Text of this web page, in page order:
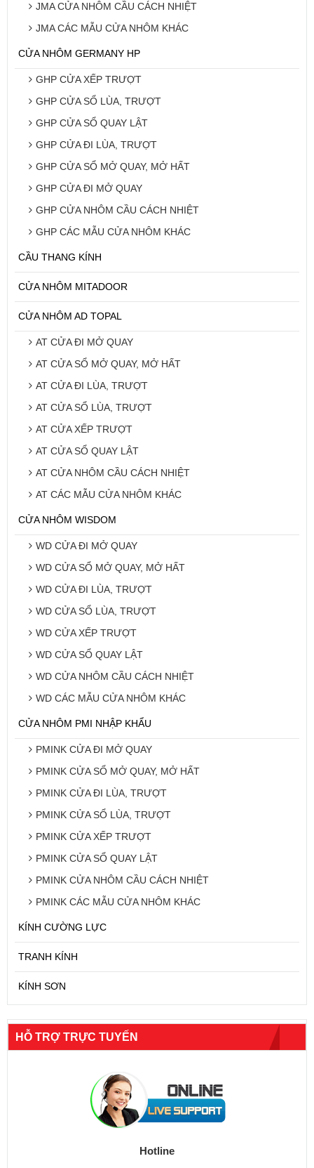
JMA CỬA NHÔM CẦU CÁCH NHIỆT
JMA CÁC MẪU CỬA NHÔM KHÁC
CỬA NHÔM GERMANY HP
GHP CỬA XẾP TRƯỢT
GHP CỬA SỔ LÙA, TRƯỢT
GHP CỬA SỔ QUAY LẬT
GHP CỬA ĐI LÙA, TRƯỢT
GHP CỬA SỔ MỞ QUAY, MỞ HẤT
GHP CỬA ĐI MỞ QUAY
GHP CỬA NHÔM CẦU CÁCH NHIỆT
GHP CÁC MẪU CỬA NHÔM KHÁC
CẦU THANG KÍNH
CỬA NHÔM MITADOOR
CỬA NHÔM AD TOPAL
AT CỬA ĐI MỞ QUAY
AT CỬA SỔ MỞ QUAY, MỞ HẤT
AT CỬA ĐI LÙA, TRƯỢT
AT CỬA SỔ LÙA, TRƯỢT
AT CỬA XẾP TRƯỢT
AT CỬA SỔ QUAY LẬT
AT CỬA NHÔM CẦU CÁCH NHIỆT
AT CÁC MẪU CỬA NHÔM KHÁC
CỬA NHÔM WISDOM
WD CỬA ĐI MỞ QUAY
WD CỬA SỔ MỞ QUAY, MỞ HẤT
WD CỬA ĐI LÙA, TRƯỢT
WD CỬA SỔ LÙA, TRƯỢT
WD CỬA XẾP TRƯỢT
WD CỬA SỔ QUAY LẬT
WD CỬA NHÔM CẦU CÁCH NHIỆT
WD CÁC MẪU CỬA NHÔM KHÁC
CỬA NHÔM PMI NHẬP KHẨU
PMINK CỬA ĐI MỞ QUAY
PMINK CỬA SỔ MỞ QUAY, MỞ HẤT
PMINK CỬA ĐI LÙA, TRƯỢT
PMINK CỬA SỔ LÙA, TRƯỢT
PMINK CỬA XẾP TRƯỢT
PMINK CỬA SỔ QUAY LẬT
PMINK CỬA NHÔM CẦU CÁCH NHIỆT
PMINK CÁC MẪU CỬA NHÔM KHÁC
KÍNH CƯỜNG LỰC
TRANH KÍNH
KÍNH SƠN
HỖ TRỢ TRỰC TUYẾN
Hotline